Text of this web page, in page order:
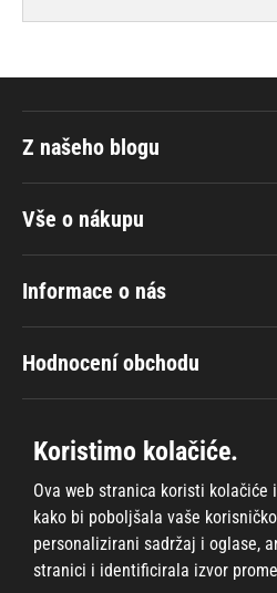
Vše o nákupu
Informace o nás
Hodnocení obchodu
+420
Z našeho blogu
Koristimo kolačiće.
Ova web stranica koristi kolačiće
kako bi poboljšala vaše
personalizirani sadržaj i oglase,
stranici i identificirala izvor